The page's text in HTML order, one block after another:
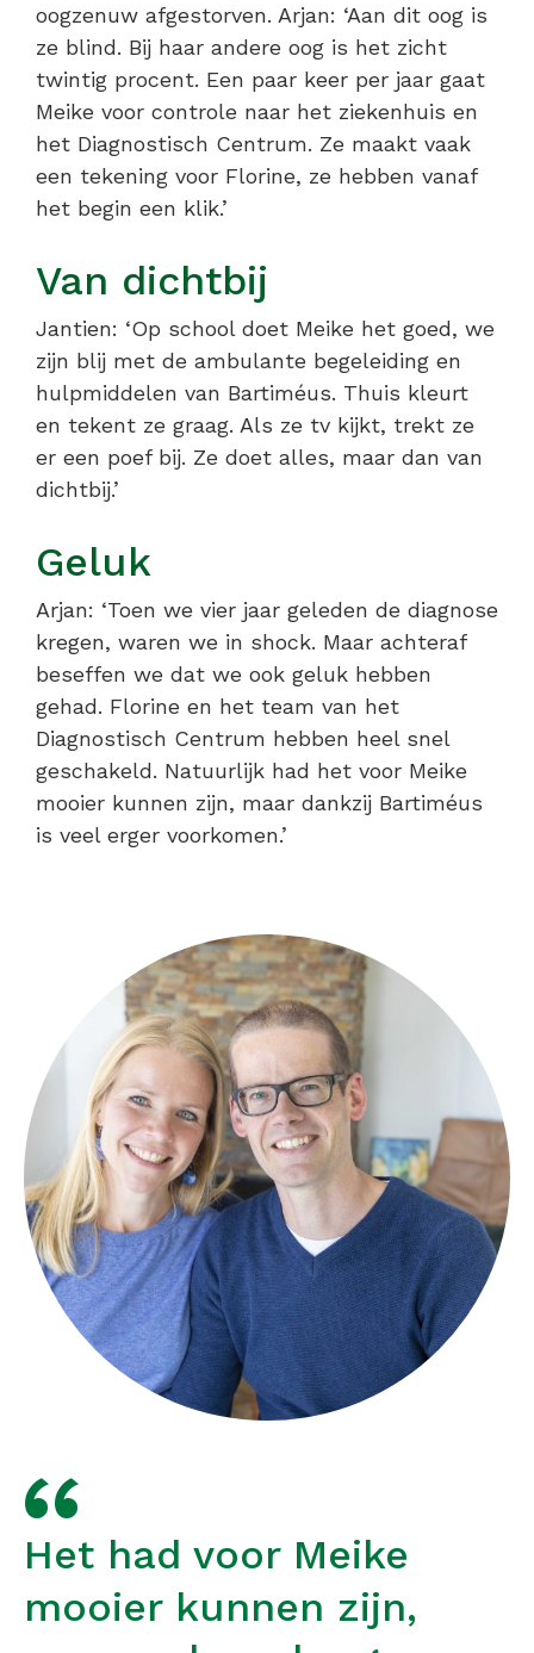
oogzenuw afgestorven. Arjan: ‘Aan dit oog is
ze blind. Bij haar andere oog is het zicht
twintig procent. Een paar keer per jaar gaat
Meike voor controle naar het ziekenhuis en
het Diagnostisch Centrum. Ze maakt vaak
een tekening voor Florine, ze hebben vanaf
het begin een klik.’
Van dichtbij
Jantien: ‘Op school doet Meike het goed, we
zijn blij met de ambulante begeleiding en
hulpmiddelen van Bartiméus. Thuis kleurt
en tekent ze graag. Als ze tv kijkt, trekt ze
er een poef bij. Ze doet alles, maar dan van
dichtbij.’
Geluk
Arjan: ‘Toen we vier jaar geleden de diagnose
kregen, waren we in shock. Maar achteraf
beseffen we dat we ook geluk hebben
gehad. Florine en het team van het
Diagnostisch Centrum hebben heel snel
geschakeld. Natuurlijk had het voor Meike
mooier kunnen zijn, maar dankzij Bartiméus
is veel erger voorkomen.’
Het had voor Meike
mooier kunnen zijn,